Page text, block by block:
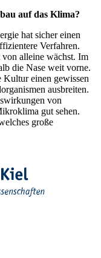
auf das Klima?
hat sicher einen
Verfahren.
alleine wächst. Im
die Nase weit vorne.
Kultur einen gewissen
ausbreiten.
von
gut sehen.
große